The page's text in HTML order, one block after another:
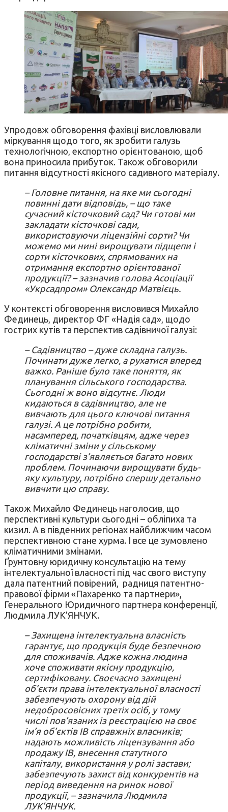
Упродовж обговорення фахівці висловлювали
міркування щодо того, як зробити галузь
технологічною, експортно орієнтованою, щоб
вона приносила прибуток. Також обговорили
питання відсутності якісного садивного матеріалу.
– Головне питання, на яке ми сьогодні
повинні дати відповідь, – що таке
сучасний кісточковий сад? Чи готові ми
закладати кісточкові сади,
використовуючи ліцензійні сорти? Чи
можемо ми нині вирощувати підщепи і
сорти кісточкових, спрямованих на
отримання експортно орієнтованої
продукції? – зазначив голова Асоціації
«Укрсадпром» Олександр Матвієць.
У контексті обговорення висловився Михайло
Фединець, директор ФГ «Надія сад», щодо
гострих кутів та перспектив садівничої галузі:
– Садівництво – дуже складна галузь.
Починати дуже легко, а рухатися вперед
важко. Раніше було таке поняття, як
планування сільського господарства.
Сьогодні ж воно відсутнє. Люди
кидаються в садівництво, але не
вивчають для цього ключові питання
галузі. А це потрібно робити,
насамперед, початківцям, адже через
кліматичні зміни у сільському
господарстві з’являється багато нових
проблем. Починаючи вирощувати будь-
яку культуру, потрібно спершу детально
вивчити цю справу.
Також Михайло Фединець наголосив, що
перспективні культури сьогодні – обліпиха та
кизил. А в південних регіонах найближчим часом
перспективною стане хурма. І все це зумовлено
кліматичними змінами.
Ґрунтовну юридичну консультацію на тему
інтелектуальної власності під час свого виступу
дала патентний повірений, радниця патентно-
правової фірми «Пахаренко та партнери»,
Генерального Юридичного партнера конференції,
Людмила ЛУК’ЯНЧУК.
– Захищена інтелектуальна власність
гарантує, що продукція буде безпечною
для споживачів. Адже кожна людина
хоче споживати якісну продукцію,
сертифіковану. Своєчасно захищені
об’єкти права інтелектуальної власності
забезпечують охорону від дій
недобросовісних третіх осіб, у тому
числі пов’язаних із реєстрацією на своє
ім’я об’єктів ІВ справжніх власників;
надають можливість ліцензування або
продажу ІВ, внесення статутного
капіталу, використання у ролі застави;
забезпечують захист від конкурентів на
період виведення на ринок нової
продукції, – зазначила Людмила
ЛУК’ЯНЧУК.